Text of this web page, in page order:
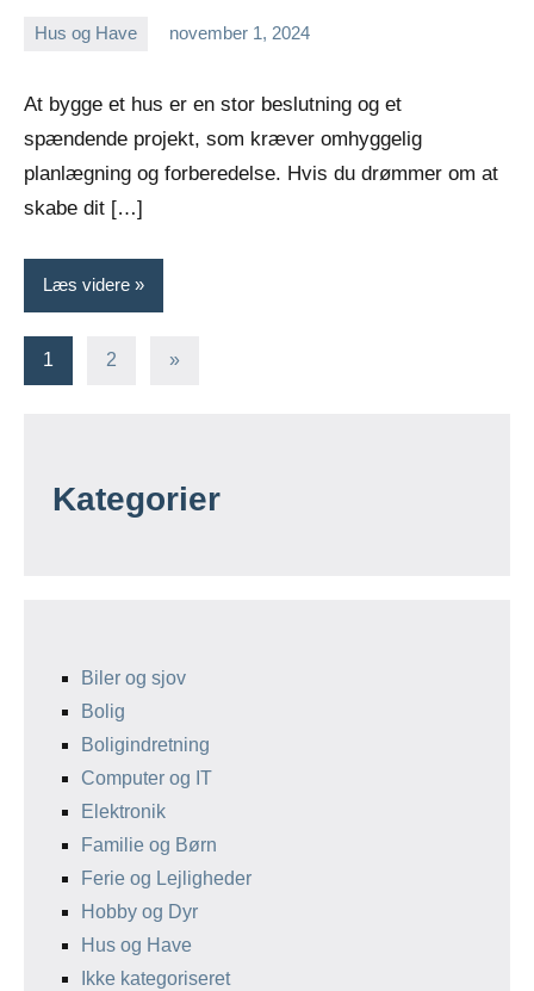
Hus og Have november 1, 2024
At bygge et hus er en stor beslutning og et
spændende projekt, som kræver omhyggelig
planlægning og forberedelse. Hvis du drømmer om at
skabe dit […]
Læs videre
Indlægsinddeling
1 2
Næste
»
Kategorier
Biler og sjov
Bolig
Boligindretning
Computer og IT
Elektronik
Familie og Børn
Ferie og Lejligheder
Hobby og Dyr
Hus og Have
Ikke kategoriseret